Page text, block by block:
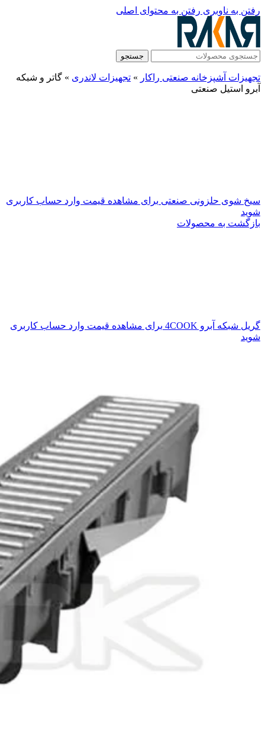
رفتن به ناوبری رفتن به محتوای اصلی
جستجو
تجهیزات آشپزخانه صنعتی راکار » تجهیزات لاندری » گاتر و شبکه
آبرو استیل صنعتی
سیخ شوی حلزونی صنعتی برای مشاهده قیمت وارد حساب کاربری
شوید
بازگشت به محصولات
گریل شبکه آبرو 4COOK
برای مشاهده قیمت وارد حساب کاربری
شوید